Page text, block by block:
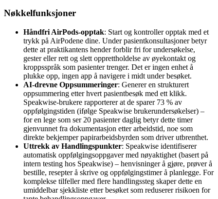
Nøkkelfunksjoner
Håndfri AirPods-opptak: Start og kontroller opptak med et
trykk på AirPodene dine. Under pasientkonsultasjoner betyr
dette at praktikantens hender forblir fri for undersøkelse,
gester eller rett og slett opprettholdelse av øyekontakt og
kroppsspråk som pasienter trenger. Det er ingen enhet å
plukke opp, ingen app å navigere i midt under besøket.
AI-drevne Oppsummeringer: Generer en strukturert
oppsummering etter hvert pasientbesøk med ett klikk.
Speakwise-brukere rapporterer at de sparer 73 % av
oppfølgingstiden (ifølge Speakwise brukerundersøkelser) –
for en lege som ser 20 pasienter daglig betyr dette timer
gjenvunnet fra dokumentasjon etter arbeidstid, noe som
direkte bekjemper papirarbeidsbyrden som driver utbrenthet.
Uttrekk av Handlingspunkter: Speakwise identifiserer
automatisk oppfølgingsoppgaver med nøyaktighet (basert på
intern testing hos Speakwise) – henvisninger å gjøre, prøver å
bestille, resepter å skrive og oppfølgingstimer å planlegge. For
komplekse tilfeller med flere handlingssteg skaper dette en
umiddelbar sjekkliste etter besøket som reduserer risikoen for